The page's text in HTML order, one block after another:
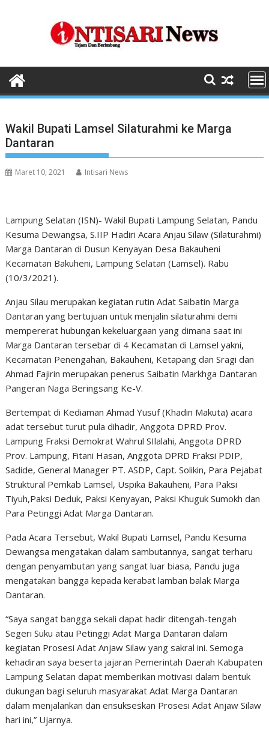
Wakil Bupati Lamsel Silaturahmi ke Marga
Dantaran
Maret 10, 2021 Intisari News
Lampung Selatan (ISN)- Wakil Bupati Lampung Selatan, Pandu
Kesuma Dewangsa, S.IIP Hadiri Acara Anjau Silaw (Silaturahmi)
Marga Dantaran di Dusun Kenyayan Desa Bakauheni
Kecamatan Bakuheni, Lampung Selatan (Lamsel). Rabu
(10/3/2021).
Anjau Silau merupakan kegiatan rutin Adat Saibatin Marga
Dantaran yang bertujuan untuk menjalin silaturahmi demi
mempererat hubungan kekeluargaan yang dimana saat ini
Marga Dantaran tersebar di 4 Kecamatan di Lamsel yakni,
Kecamatan Penengahan, Bakauheni, Ketapang dan Sragi dan
Ahmad Fajirin merupakan penerus Saibatin Markhga Dantaran
Pangeran Naga Beringsang Ke-V.
Bertempat di Kediaman Ahmad Yusuf (Khadin Makuta) acara
adat tersebut turut pula dihadir, Anggota DPRD Prov.
Lampung Fraksi Demokrat Wahrul SIlalahi, Anggota DPRD
Prov. Lampung, Fitani Hasan, Anggota DPRD Fraksi PDIP,
Sadide, General Manager PT. ASDP, Capt. Solikin, Para Pejabat
Struktural Pemkab Lamsel, Uspika Bakauheni, Para Paksi
Tiyuh,Paksi Deduk, Paksi Kenyayan, Paksi Khuguk Sumokh dan
Para Petinggi Adat Marga Dantaran.
Pada Acara Tersebut, Wakil Bupati Lamsel, Pandu Kesuma
Dewangsa mengatakan dalam sambutannya, sangat terharu
dengan penyambutan yang sangat luar biasa, Pandu juga
mengatakan bangga kepada kerabat lamban balak Marga
Dantaran.
“Saya sangat bangga sekali dapat hadir ditengah-tengah
Segeri Suku atau Petinggi Adat Marga Dantaran dalam
kegiatan Prosesi Adat Anjaw Silaw yang sakral ini. Semoga
kehadiran saya beserta jajaran Pemerintah Daerah Kabupaten
Lampung Selatan dapat memberikan motivasi dalam bentuk
dukungan bagi seluruh masyarakat Adat Marga Dantaran
dalam menjalankan dan ensukseskan Prosesi Adat Anjaw Silaw
hari ini,” Ujarnya.